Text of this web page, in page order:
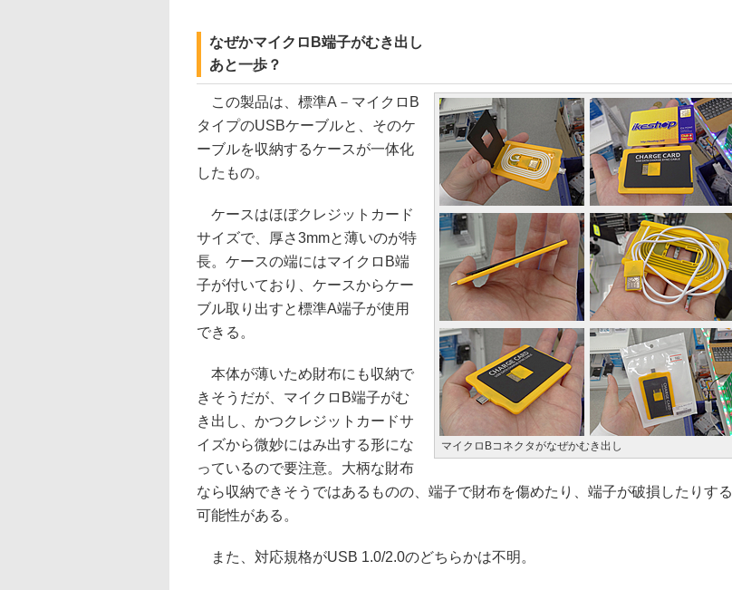
なぜかマイクロB端子がむき出し
あと一歩？
マイクロBコネクタがなぜかむき出し
この製品は、標準A－マイクロB
タイプのUSBケーブルと、そのケ
ーブルを収納するケースが一体化
したもの。
ケースはほぼクレジットカード
サイズで、厚さ3mmと薄いのが特
長。ケースの端にはマイクロB端
子が付いており、ケースからケー
ブル取り出すと標準A端子が使用
できる。
本体が薄いため財布にも収納で
きそうだが、マイクロB端子がむ
き出し、かつクレジットカードサ
イズから微妙にはみ出する形にな
っているので要注意。大柄な財布
なら収納できそうではあるものの、端子で財布を傷めたり、端子が破損したりする
可能性がある。
また、対応規格がUSB 1.0/2.0のどちらかは不明。